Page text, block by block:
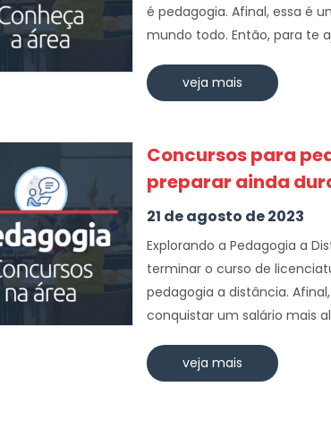
é pedagogia. Afinal, essa é
mundo todo. Então, para te
veja mais
Concursos para
preparar ainda
21 de agosto de 2023
Explorando a Pedagogia a
terminar o curso de
pedagogia a distância.
conquistar um salário mais
veja mais